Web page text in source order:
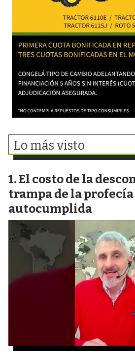
Lo más visto
El costo de la
trampa de la profecía
autocumplida